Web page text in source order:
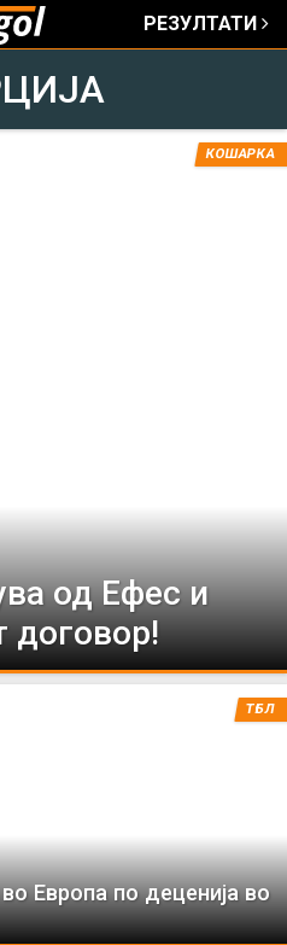
РЕЗУЛТАТИ
од Ефес и
договор!
КОШАРКА
Европа по деценија во
ТБЛ